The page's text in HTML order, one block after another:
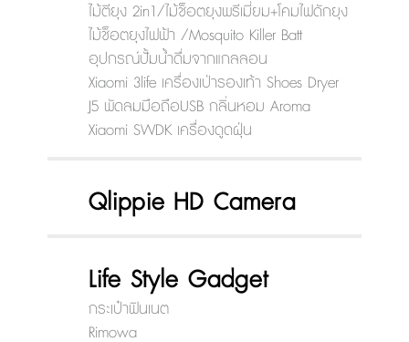
ไม้ตียุง 2in1/ไม้ช็อตยุงพรีเมี่ยม+โคมไฟดักยุง
ไม้ช็อตยุงไฟฟ้า /Mosquito Killer Batt
อุปกรณ์ปั้มน้ำดื่มจากแกลลอน
Xiaomi 3life เครื่องเป่ารองเท้า Shoes Dryer
J5 พัดลมมือถือUSB กลิ่นหอม Aroma
Xiaomi SWDK เครื่องดูดฝุ่น
Qlippie HD Camera
Life Style Gadget
กระเป๋าฟินเนต
Rimowa